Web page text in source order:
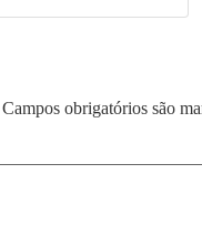
Campos obrigatórios são